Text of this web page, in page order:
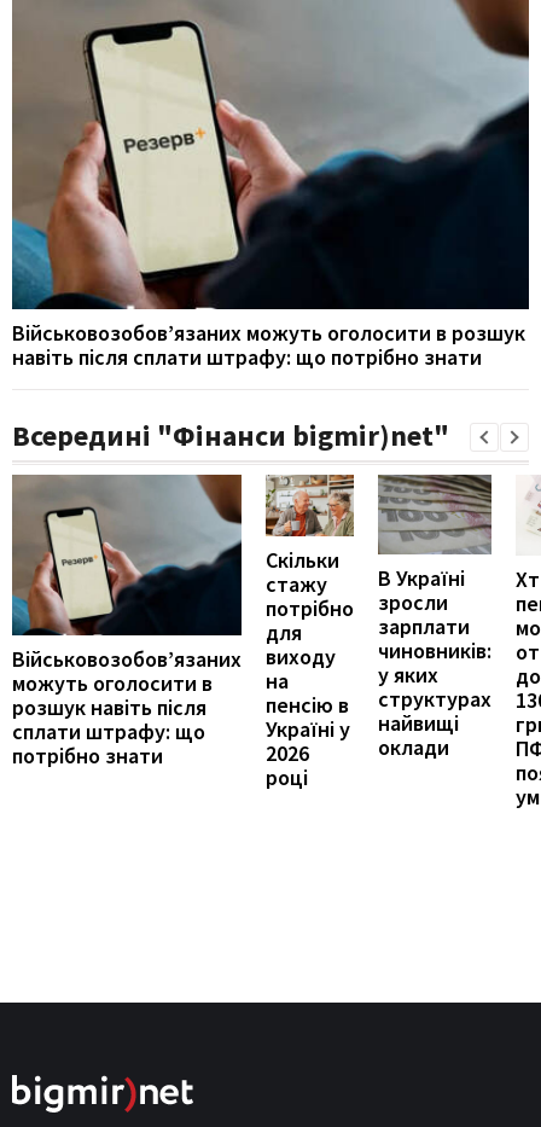
Військовозобов’язаних можуть оголосити в розшук
навіть після сплати штрафу: що потрібно знати
Всередині "Фінанси bigmir)net"
Військовозобов’язаних
можуть оголосити в
розшук навіть після
сплати штрафу: що
потрібно знати
Скільки
стажу
потрібно
для
виходу
на
пенсію в
Україні у
2026
році
В Україні
зросли
зарплати
чиновників:
у яких
структурах
найвищі
оклади